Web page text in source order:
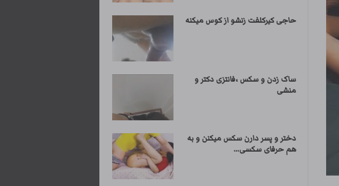
حاجی کیرکلفت زنشو از کوس میکنه
ساک زدن و سکس ،فانتزی دکتر و
منشی
دختر و پسر دارن سکس میکنن و به
هم حرفای سکسی...